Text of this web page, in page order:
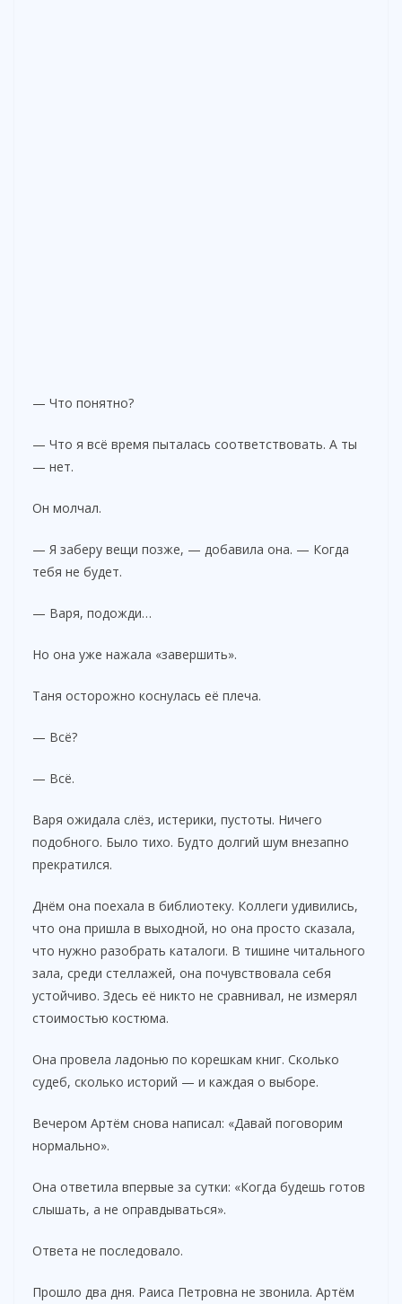
— Что понятно?
— Что я всё время пыталась соответствовать. А ты
— нет.
Он молчал.
— Я заберу вещи позже, — добавила она. — Когда
тебя не будет.
— Варя, подожди…
Но она уже нажала «завершить».
Таня осторожно коснулась её плеча.
— Всё?
— Всё.
Варя ожидала слёз, истерики, пустоты. Ничего
подобного. Было тихо. Будто долгий шум внезапно
прекратился.
Днём она поехала в библиотеку. Коллеги удивились,
что она пришла в выходной, но она просто сказала,
что нужно разобрать каталоги. В тишине читального
зала, среди стеллажей, она почувствовала себя
устойчиво. Здесь её никто не сравнивал, не измерял
стоимостью костюма.
Она провела ладонью по корешкам книг. Сколько
судеб, сколько историй — и каждая о выборе.
Вечером Артём снова написал: «Давай поговорим
нормально».
Она ответила впервые за сутки: «Когда будешь готов
слышать, а не оправдываться».
Ответа не последовало.
Прошло два дня. Раиса Петровна не звонила. Артём